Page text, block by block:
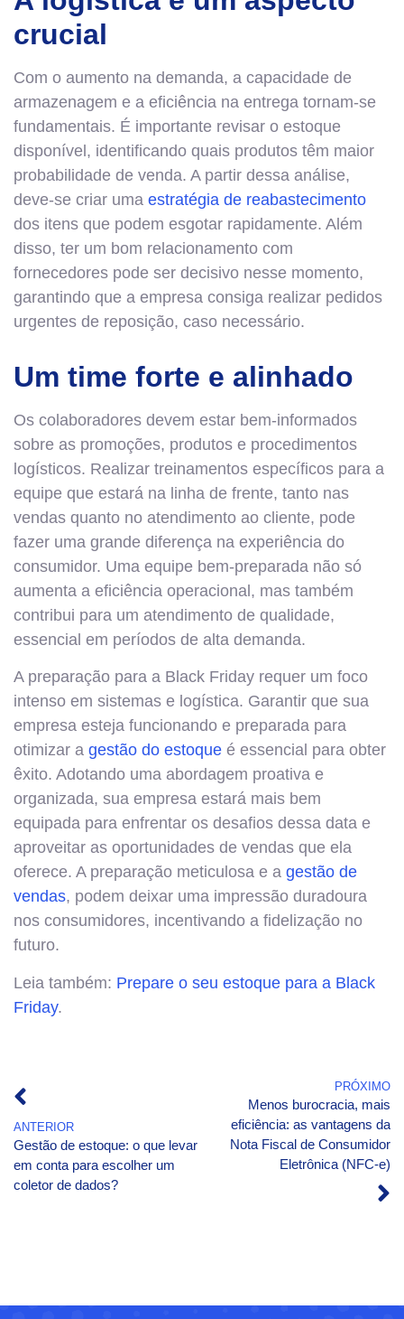
crucial
Com o aumento na demanda, a capacidade de
armazenagem e a eficiência na entrega tornam-se
fundamentais. É importante revisar o estoque
disponível, identificando quais produtos têm maior
probabilidade de venda. A partir dessa análise,
deve-se criar uma estratégia de reabastecimento
dos itens que podem esgotar rapidamente. Além
disso, ter um bom relacionamento com
fornecedores pode ser decisivo nesse momento,
garantindo que a empresa consiga realizar pedidos
urgentes de reposição, caso necessário.
Um time forte e alinhado
Os colaboradores devem estar bem-informados
sobre as promoções, produtos e procedimentos
logísticos. Realizar treinamentos específicos para a
equipe que estará na linha de frente, tanto nas
vendas quanto no atendimento ao cliente, pode
fazer uma grande diferença na experiência do
consumidor. Uma equipe bem-preparada não só
aumenta a eficiência operacional, mas também
contribui para um atendimento de qualidade,
essencial em períodos de alta demanda.
A preparação para a Black Friday requer um foco
intenso em sistemas e logística. Garantir que sua
empresa esteja funcionando e preparada para
otimizar a gestão do estoque é essencial para obter
êxito. Adotando uma abordagem proativa e
organizada, sua empresa estará mais bem
equipada para enfrentar os desafios dessa data e
aproveitar as oportunidades de vendas que ela
oferece. A preparação meticulosa e a gestão de
vendas, podem deixar uma impressão duradoura
nos consumidores, incentivando a fidelização no
futuro.
Leia também: Prepare o seu estoque para a Black
Friday.
ANTERIOR
Gestão de estoque: o que levar
em conta para escolher um
coletor de dados?
PRÓXIMO
Menos burocracia, mais
eficiência: as vantagens da
Nota Fiscal de Consumidor
Eletrônica (NFC-e)